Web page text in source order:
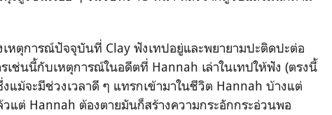
เหตุการณ์ปัจจุบันที่ Clay ฟังเทปอยู่และพยายามปะติดปะต่อ
เช่นนี้กับเหตุการณ์ในอดีตที่ Hannah เล่าในเทปให้ฟัง (ตรงนี้
แม้จะมีช่วงเวลาดี ๆ แทรกเข้ามาในชีวิต Hannah บ้างแต่
แต่ Hannah ต้องตายมันก็สร้างความกระอักกระอ่วนพอ